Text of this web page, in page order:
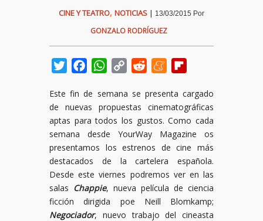
CINE Y TEATRO, NOTICIAS | 13/03/2015 Por
GONZALO RODRÍGUEZ
TwitterFacebookWhatsApp
Copy
Reddit Meneame
Este fin de semana se presenta cargado
de nuevas propuestas cinematográficas
aptas para todos los gustos. Como cada
semana desde YourWay Magazine os
presentamos los estrenos de cine más
destacados de la cartelera española.
Desde este viernes podremos ver en las
salas Chappie, nueva película de ciencia
ficción dirigida poe Neill Blomkamp;
Negociador, nuevo trabajo del cineasta